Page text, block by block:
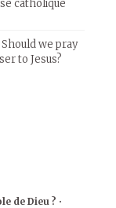
catholique
we pray
to Jesus?
de Dieu ? •